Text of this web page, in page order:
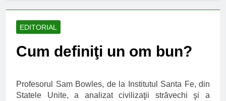
campanie ale lui
Donald Trump
beneficiile contactului
cu Pamantul
6 Ani Ago
EDITORIAL
Cum definiţi un om bun?
Profesorul Sam Bowles, de la Institutul Santa Fe, din
Statele Unite, a analizat civilizaţii străvechi şi a